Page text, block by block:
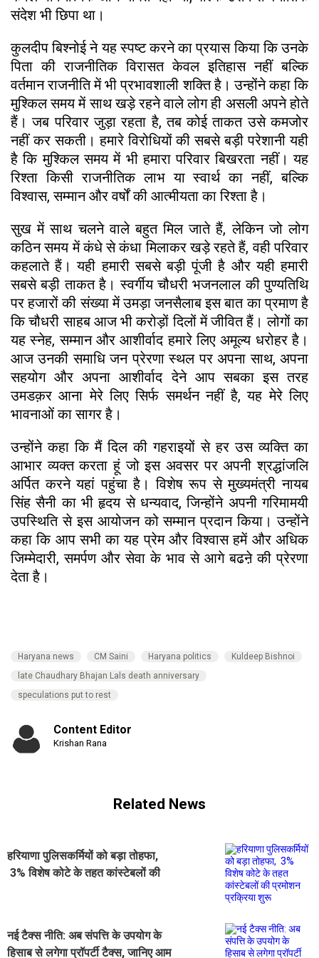
संदेश भी छिपा था।
कुलदीप बिश्नोई ने यह स्पष्ट करने का प्रयास किया कि उनके
पिता की राजनीतिक विरासत केवल इतिहास नहीं बल्कि
वर्तमान राजनीति में भी प्रभावशाली शक्ति है। उन्होंने कहा कि
मुश्किल समय में साथ खड़े रहने वाले लोग ही असली अपने होते
हैं। जब परिवार जुड़ा रहता है, तब कोई ताकत उसे कमजोर
नहीं कर सकती। हमारे विरोधियों की सबसे बड़ी परेशानी यही
है कि मुश्किल समय में भी हमारा परिवार बिखरता नहीं। यह
रिश्ता किसी राजनीतिक लाभ या स्वार्थ का नहीं, बल्कि
विश्वास, सम्मान और वर्षों की आत्मीयता का रिश्ता है।
सुख में साथ चलने वाले बहुत मिल जाते हैं, लेकिन जो लोग
कठिन समय में कंधे से कंधा मिलाकर खड़े रहते हैं, वही परिवार
कहलाते हैं। यही हमारी सबसे बड़ी पूंजी है और यही हमारी
सबसे बड़ी ताकत है। स्वर्गीय चौधरी भजनलाल की पुण्यतिथि
पर हजारों की संख्या में उमड़ा जनसैलाब इस बात का प्रमाण है
कि चौधरी साहब आज भी करोड़ों दिलों में जीवित हैं। लोगों का
यह स्नेह, सम्मान और आशीर्वाद हमारे लिए अमूल्य धरोहर है।
आज उनकी समाधि जन प्रेरणा स्थल पर अपना साथ, अपना
सहयोग और अपना आशीर्वाद देने आप सबका इस तरह
उमडक़र आना मेरे लिए सिर्फ समर्थन नहीं है, यह मेरे लिए
भावनाओं का सागर है।
उन्होंने कहा कि मैं दिल की गहराइयों से हर उस व्यक्ति का
आभार व्यक्त करता हूं जो इस अवसर पर अपनी श्रद्धांजलि
अर्पित करने यहां पहुंचा है। विशेष रूप से मुख्यमंत्री नायब
सिंह सैनी का भी हृदय से धन्यवाद, जिन्होंने अपनी गरिमामयी
उपस्थिति से इस आयोजन को सम्मान प्रदान किया। उन्होंने
कहा कि आप सभी का यह प्रेम और विश्वास हमें और अधिक
जिम्मेदारी, समर्पण और सेवा के भाव से आगे बढऩे की प्रेरणा
देता है।
Haryana news CM Saini Haryana politics
Kuldeep Bishnoi
late Chaudhary Bhajan Lals death anniversary
speculations put to rest
Content Editor
Krishan Rana
Related News
हरियाणा पुलिसकर्मियों को बड़ा तोहफा,
3% विशेष कोटे के तहत कांस्टेबलों की
नई टैक्स नीति: अब संपत्ति के उपयोग के
हिसाब से लगेगा प्रॉपर्टी टैक्स, जानिए आम